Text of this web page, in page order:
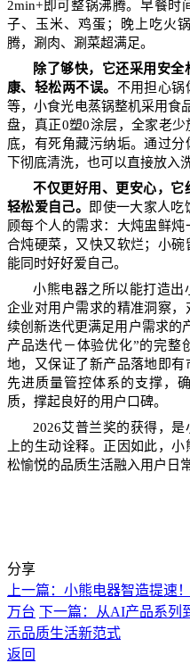
2min+即可整锅沸腾。早餐时
子、玉米、鸡蛋；晚上吃火
腾，涮肉、涮菜超满足。
除了够快，它还采用安
康、轻松两不误。 不用担心锅
等，小食光电蒸锅整机采用食
盘，真正0塑0涂层，全家老
底，有死角藏污纳垢。通过
下彻底清洗，也可以直接放入
不仅更好用、更安心，它
轻松爱自己。
即使一大家人吃
顾每个人的需求：大炖盅鲜
合炖硬菜，又快又软烂；小
能同时好好爱自己。
小熊电器之所以能打造出
企业对用户需求的精准洞察
续创新迭代更满足用户需求的
产品迭代－体验优化”的完整
地，又保证了新产品落地即
先进质量管控体系的支撑，
质，撑起良好的用户口碑。
2026艾普兰奖的获得，
上的生动诠释。正因如此，
松愉悦的品质生活融入用户日
分享
上一篇：小熊电器智造提速
万台 下一篇：从AI产品系列
示品质生活新范式
返回